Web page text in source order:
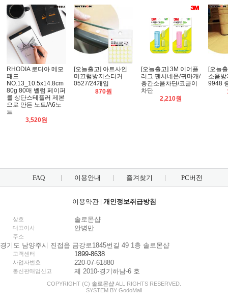
RHODIA 로디아 메모
패드
NO.13_10.5x14.8cm
80g 80매 벨럼 페이퍼
를 상단스테플러 제본
으로 만든 노트/A6노
트
3,520원
[오늘출고] 아트사인
미끄럼방지스티커
0527/24개입
870원
[오늘출고] 3M 이어플
러그 팬시네온/귀마개/
층간소음차단/코골이
차단
2,210원
[오늘
소음
9948
FAQ 이용안내 즐겨찾기 PC버전
이용약관| 개인정보취급방침
상호 솔로몬샵
대표이사 안병만
주소
경기도 남양주시 진접읍 금강로1845번길 49 1층 솔로몬샵
고객센터 1899-8638
사업자번호 220-07-61880
통신판매업신고 제 2010-경기하남-6 호
COPYRIGHT (C) 솔로몬샵 ALL RIGHTS RESERVED.
SYSTEM BY GodoMall